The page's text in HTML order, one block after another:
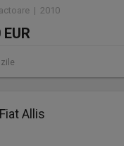
| 2010
Allis